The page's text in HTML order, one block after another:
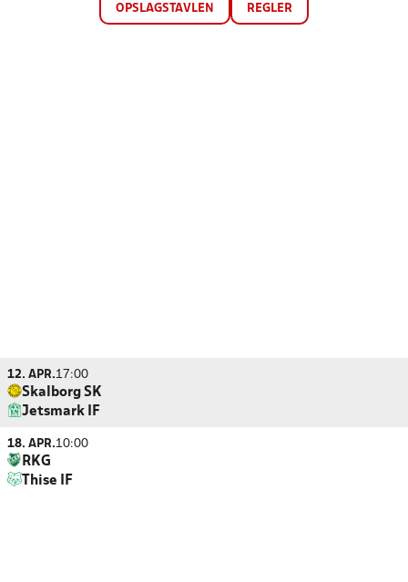
OPSLAGSTAVLEN REGLER
12. APR.17:00
Skalborg SK
Jetsmark IF
18. APR.10:00
RKG
Thise IF